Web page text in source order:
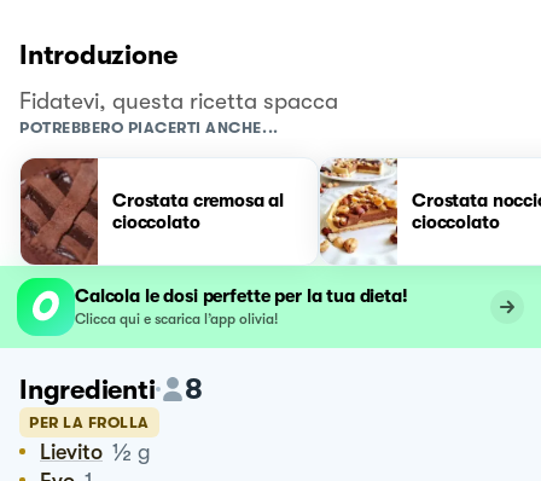
Introduzione
Fidatevi, questa ricetta spacca
POTREBBERO PIACERTI ANCHE...
Crostata cremosa al
cioccolato
Crostata
cioccolato
Calcola le dosi perfette per la tua dieta!
Clicca qui e scarica l’app olivia!
Ingredienti 8
PER LA FROLLA
Lievito ½ g